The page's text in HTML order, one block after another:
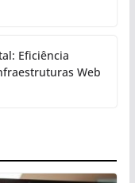
Eficiência
Web